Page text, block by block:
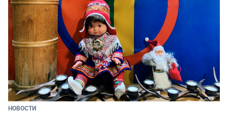
НОВОСТИ